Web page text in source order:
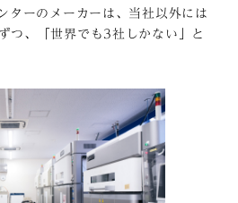
ターのメーカーは、当社以外には
つ、「世界でも3社しかない」と